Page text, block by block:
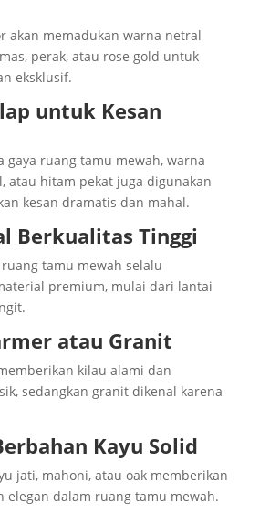
akan memadukan warna netral
perak, atau rose gold untuk
eksklusif.
untuk Kesan
gaya ruang tamu mewah, warna
atau hitam pekat juga digunakan
kesan dramatis dan mahal.
Berkualitas Tinggi
tamu mewah selalu
premium, mulai dari lantai
atau Granit
kilau alami dan
sedangkan granit dikenal karena
Kayu Solid
jati, mahoni, atau oak memberikan
elegan dalam ruang tamu mewah.